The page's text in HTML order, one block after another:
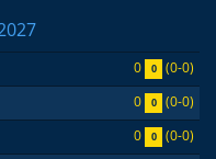
0 0
(0-0)
0 0
(0-0)
0 0
(0-0)